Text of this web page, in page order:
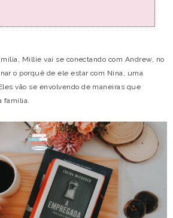
Millie vai se conectando com Andrew, no
o porquê de ele estar com Nina, uma
vão se envolvendo de maneiras que
família.